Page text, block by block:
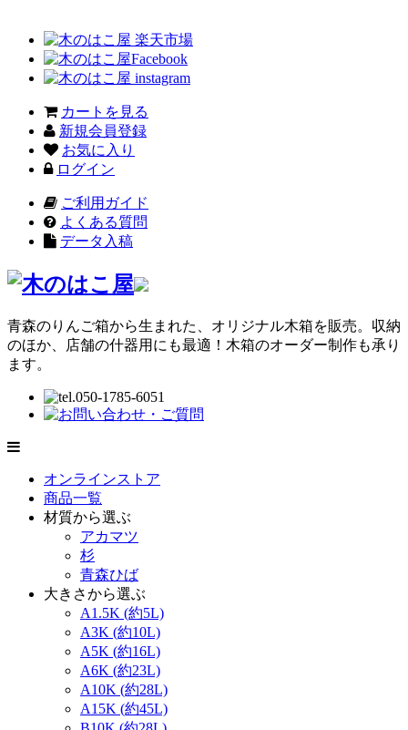
カートを見る
新規会員登録
お気に入り
ログイン
ご利用ガイド
よくある質問
データ入稿
青森のりんご箱から生まれた、オリジナル木箱を販売。収納
のほか、店舗の什器用にも最適！木箱のオーダー制作も承り
ます。
オンラインストア
商品一覧
材質から選ぶ
アカマツ
杉
青森ひば
大きさから選ぶ
A1.5K (約5L)
A3K (約10L)
A5K (約16L)
A6K (約23L)
A10K (約28L)
A15K (約45L)